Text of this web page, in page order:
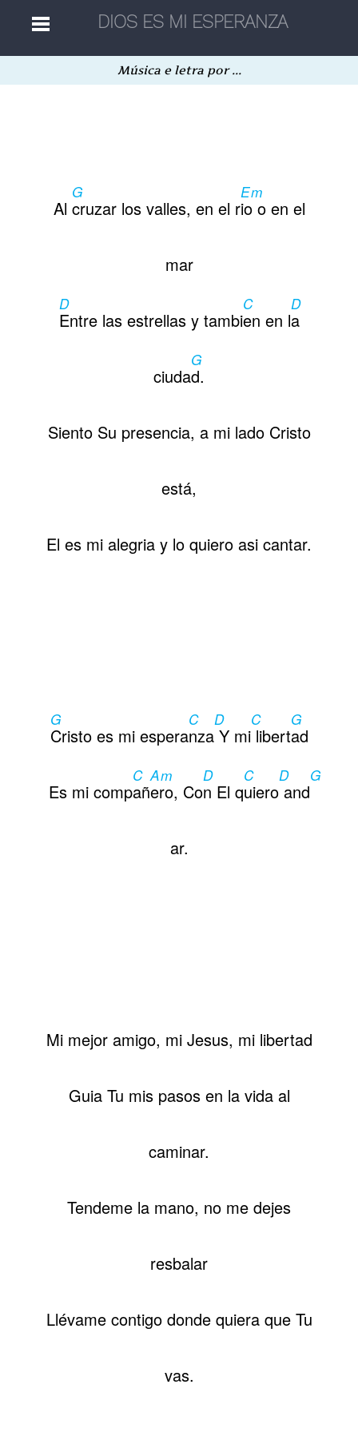
Home
Autores
Aleatória
Música e letra por ...
Al
G
cruzar los valles, en el r
Em
io o en el
mar
D
Entre las estrellas y tambi
C
en en l
D
a
ciuda
G
d.
Siento Su presencia, a mi lado Cristo
está,
El es mi alegria y lo quiero asi cantar.
G
Cristo es mi espera
C
nza
D
Y mi
C
libert
G
ad
Es mi comp
C
añ
Am
ero, Co
D
n El q
C
uiero
D
and
G
ar.
Mi mejor amigo, mi Jesus, mi libertad
Guia Tu mis pasos en la vida al
caminar.
Tendeme la mano, no me dejes
resbalar
Llévame contigo donde quiera que Tu
vas.